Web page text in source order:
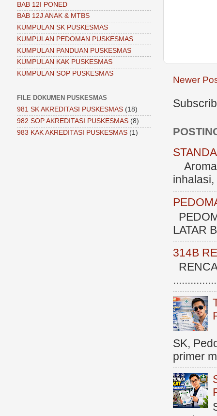
Newer
LATAR
314B
SK,
primer
BAB 12I PONED
BAB 12J ANAK & MTBS
KUMPULAN SK PUSKESMAS
KUMPULAN PEDOMAN PUSKESMAS
KUMPULAN PANDUAN PUSKESMAS
KUMPULAN KAK PUSKESMAS
KUMPULAN SOP PUSKESMAS
FILE DOKUMEN PUSKESMAS
981 SK AKREDITASI PUSKESMAS (18)
982 SOP AKREDITASI PUSKESMAS (8)
983 KAK AKREDITASI PUSKESMAS (1)